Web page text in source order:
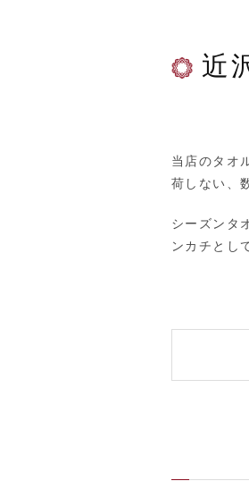
近
当店のタオ
荷しない、
シーズンタ
ンカチとし